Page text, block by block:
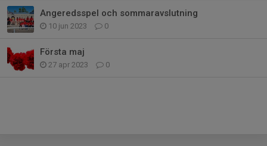
Angeredsspel och sommaravslutning
10 jun 2023 0
Första maj
27 apr 2023 0